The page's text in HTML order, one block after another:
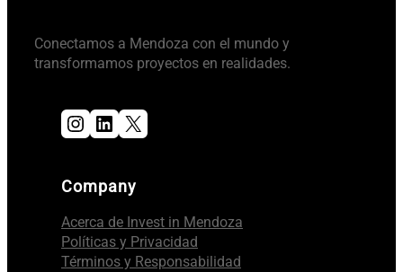
Conectamos a Mendoza con el mundo y
transformamos proyectos en realidades.
Instagram LinkedIn X
Company
Acerca de Invest in Mendoza
Políticas y Privacidad
Términos y Responsabilidad